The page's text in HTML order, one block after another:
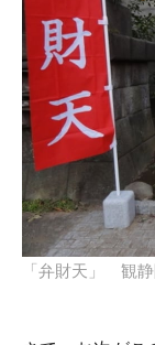
「弁財天」 観